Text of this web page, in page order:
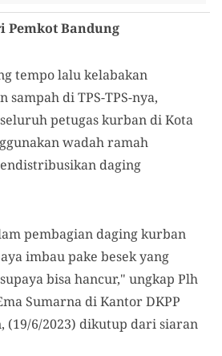
Pemkot Bandung
tempo lalu kelabakan
di TPS-TPS-nya,
petugas kurban di Kota
wadah ramah
daging
pembagian daging kurban
imbau pake besek yang
bisa hancur," ungkap Plh
Sumarna di Kantor DKPP
(19/6/2023) dikutup dari siaran